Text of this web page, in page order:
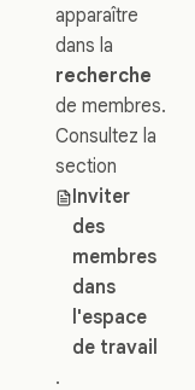
apparaître
dans la
recherche
de membres.
Consultez la
section
Inviter
des
membres
dans
l'espace
de travail
.